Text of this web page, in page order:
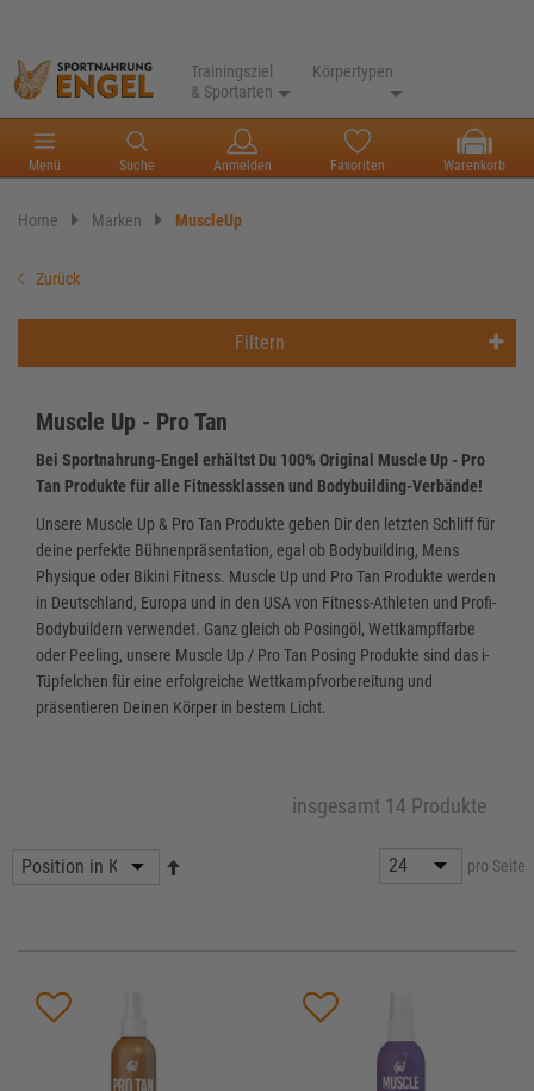
Trainingsziel
& Sportarten
Körpertypen
Menü Suche Anmelden Favoriten Warenkorb
Home Marken MuscleUp
Zurück
Filtern
Muscle Up - Pro Tan
Bei Sportnahrung-Engel erhältst Du 100% Original Muscle Up - Pro
Tan Produkte für alle Fitnessklassen und Bodybuilding-Verbände!
Unsere Muscle Up & Pro Tan Produkte geben Dir den letzten Schliff für
deine perfekte Bühnenpräsentation, egal ob Bodybuilding, Mens
Physique oder Bikini Fitness. Muscle Up und Pro Tan Produkte werden
in Deutschland, Europa und in den USA von Fitness-Athleten und Profi-
Bodybuildern verwendet. Ganz gleich ob Posingöl, Wettkampffarbe
oder Peeling, unsere Muscle Up / Pro Tan Posing Produkte sind das i-
Tüpfelchen für eine erfolgreiche Wettkampfvorbereitung und
präsentieren Deinen Körper in bestem Licht.
insgesamt 14 Produkte
pro Seite